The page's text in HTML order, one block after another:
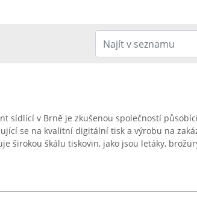
sídlící v Brně je zkušenou společností
se na kvalitní digitální tisk a výrobu na
širokou škálu tiskovin, jako jsou letáky,